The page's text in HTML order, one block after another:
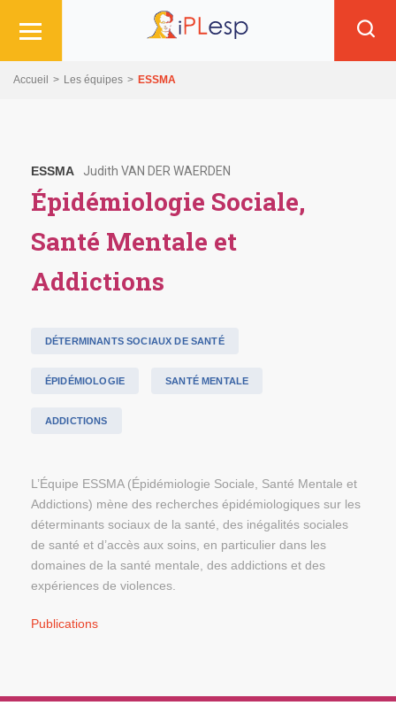
to
navigation
au
principal
to
Accueil Les équipes ESSMA
Épidémiologie Sociale,
Santé Mentale et
Addictions
ESSMA Judith VAN DER WAERDEN
DÉTERMINANTS SOCIAUX DE SANTÉ
ÉPIDÉMIOLOGIE SANTÉ MENTALE
ADDICTIONS
L’Équipe ESSMA (Épidémiologie Sociale, Santé Mentale et
Addictions) mène des recherches épidémiologiques sur les
déterminants sociaux de la santé, des inégalités sociales
de santé et d’accès aux soins, en particulier dans les
domaines de la santé mentale, des addictions et des
expériences de violences.
Publications